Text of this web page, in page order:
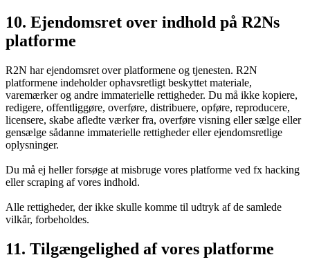
10. Ejendomsret over indhold på R2Ns
platforme
R2N har ejendomsret over platformene og tjenesten. R2N
platformene indeholder ophavsretligt beskyttet materiale,
varemærker og andre immaterielle rettigheder. Du må ikke kopiere,
redigere, offentliggøre, overføre, distribuere, opføre, reproducere,
licensere, skabe afledte værker fra, overføre visning eller sælge eller
gensælge sådanne immaterielle rettigheder eller ejendomsretlige
oplysninger.
Du må ej heller forsøge at misbruge vores platforme ved fx hacking
eller scraping af vores indhold.
Alle rettigheder, der ikke skulle komme til udtryk af de samlede
vilkår, forbeholdes.
11. Tilgængelighed af vores platforme